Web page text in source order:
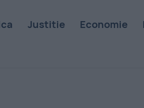
Justitie Economie